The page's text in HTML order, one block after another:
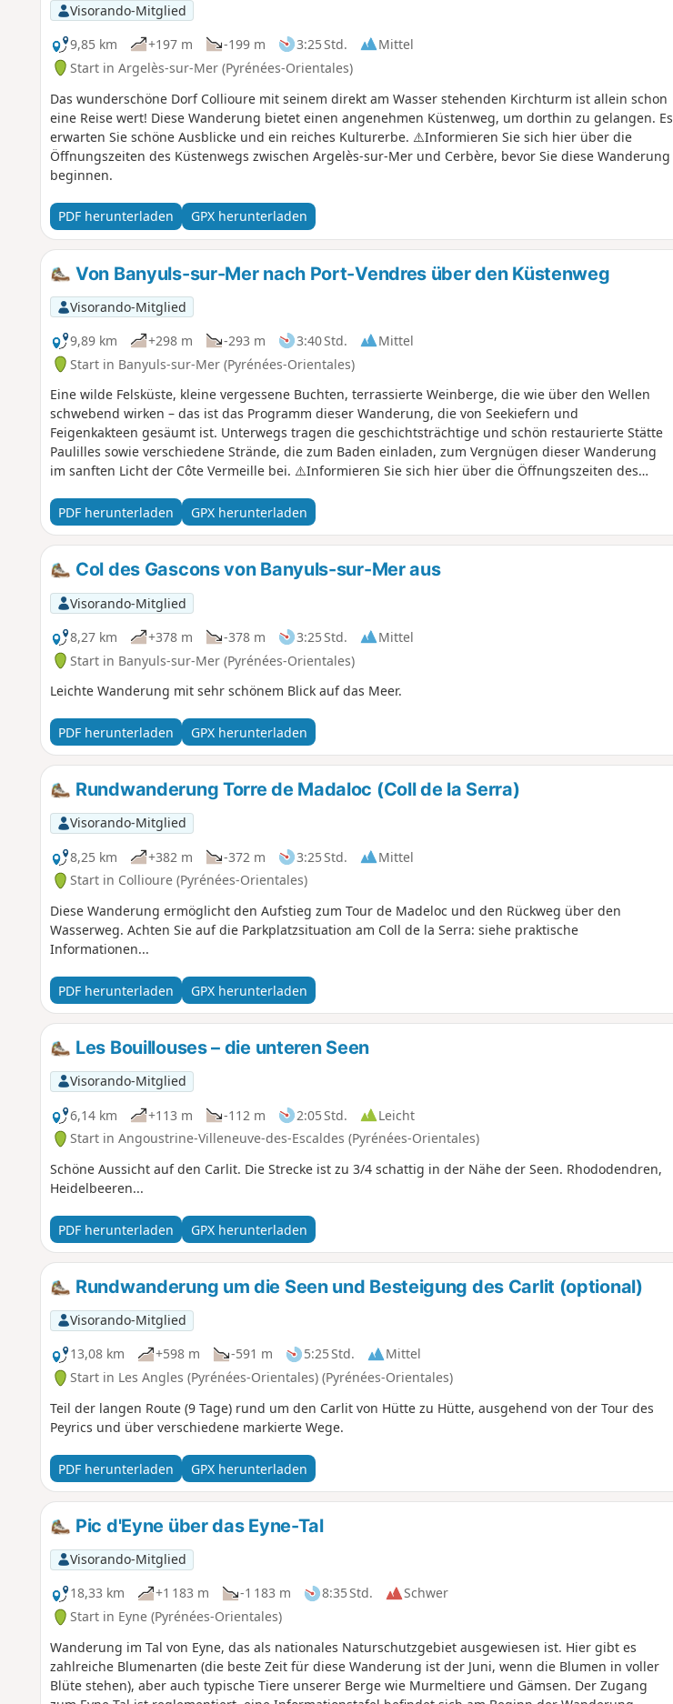
Visorando-Mitglied
9,85 km
+197 m -199 m 3:25 Std.
Mittel
Start in Argelès-sur-Mer (Pyrénées-Orientales)
Das wunderschöne Dorf Collioure mit seinem direkt am Wasser stehenden Kirchturm ist allein schon
eine Reise wert! Diese Wanderung bietet einen angenehmen Küstenweg, um dorthin zu gelangen. Es
erwarten Sie schöne Ausblicke und ein reiches Kulturerbe. ⚠️Informieren Sie sich hier über die
Öffnungszeiten des Küstenwegs zwischen Argelès-sur-Mer und Cerbère, bevor Sie diese Wanderung
beginnen.
PDF herunterladen GPX herunterladen
Von Banyuls-sur-Mer nach Port-Vendres über den Küstenweg
Visorando-Mitglied
9,89 km
+298 m -293 m 3:40 Std.
Mittel
Start in Banyuls-sur-Mer (Pyrénées-Orientales)
Eine wilde Felsküste, kleine vergessene Buchten, terrassierte Weinberge, die wie über den Wellen
schwebend wirken – das ist das Programm dieser Wanderung, die von Seekiefern und
Feigenkakteen gesäumt ist. Unterwegs tragen die geschichtsträchtige und schön restaurierte Stätte
Paulilles sowie verschiedene Strände, die zum Baden einladen, zum Vergnügen dieser Wanderung
im sanften Licht der Côte Vermeille bei. ⚠️Informieren Sie sich hier über die Öffnungszeiten des
PDF herunterladen
GPX herunterladen
Col des Gascons von Banyuls-sur-Mer aus
Visorando-Mitglied
8,27 km
+378 m -378 m 3:25 Std.
Mittel
Start in Banyuls-sur-Mer (Pyrénées-Orientales)
Leichte Wanderung mit sehr schönem Blick auf das Meer.
PDF herunterladen GPX herunterladen
Rundwanderung Torre de Madaloc (Coll de la Serra)
Visorando-Mitglied
8,25 km
+382 m -372 m 3:25 Std.
Mittel
Start in Collioure (Pyrénées-Orientales)
Diese Wanderung ermöglicht den Aufstieg zum Tour de Madeloc und den Rückweg über den
Wasserweg. Achten Sie auf die Parkplatzsituation am Coll de la Serra: siehe praktische
Informationen...
PDF herunterladen GPX herunterladen
Les Bouillouses – die unteren Seen
Visorando-Mitglied
6,14 km
+113 m -112 m 2:05 Std.
Leicht
Start in Angoustrine-Villeneuve-des-Escaldes (Pyrénées-Orientales)
Schöne Aussicht auf den Carlit. Die Strecke ist zu 3/4 schattig in der Nähe der Seen. Rhododendren,
Heidelbeeren...
PDF herunterladen GPX herunterladen
Rundwanderung um die Seen und Besteigung des Carlit (optional)
Visorando-Mitglied
13,08 km
+598 m -591 m 5:25 Std.
Mittel
Start in Les Angles (Pyrénées-Orientales) (Pyrénées-Orientales)
Teil der langen Route (9 Tage) rund um den Carlit von Hütte zu Hütte, ausgehend von der Tour des
Peyrics und über verschiedene markierte Wege.
PDF herunterladen GPX herunterladen
Pic d'Eyne über das Eyne-Tal
Visorando-Mitglied
18,33 km
+1 183 m -1 183 m 8:35 Std.
Schwer
Start in Eyne (Pyrénées-Orientales)
Wanderung im Tal von Eyne, das als nationales Naturschutzgebiet ausgewiesen ist. Hier gibt es
zahlreiche Blumenarten (die beste Zeit für diese Wanderung ist der Juni, wenn die Blumen in voller
Blüte stehen), aber auch typische Tiere unserer Berge wie Murmeltiere und Gämsen. Der Zugang